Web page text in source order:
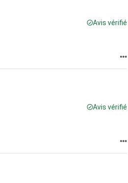
Avis vérifié
Avis vérifié